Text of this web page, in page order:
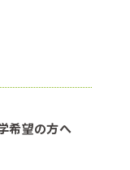
希望の方へ